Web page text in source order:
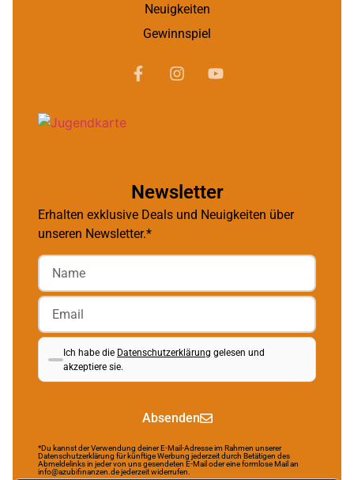
Neuigkeiten
Gewinnspiel
Newsletter
Erhalten exklusive Deals und Neuigkeiten über
unseren Newsletter.*
Ich habe die Datenschutzerklärung gelesen und
akzeptiere sie.
Absenden
*Du kannst der Verwendung deiner E-Mail-Adresse im Rahmen unserer
Datenschutzerklärung für künftige Werbung jederzeit durch Betätigen des
Abmeldelinks in jeder von uns gesendeten E-Mail oder eine formlose Mail an
info@azubifinanzen.de jederzeit widerrufen.